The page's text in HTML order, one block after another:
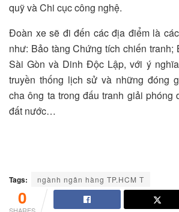
quỹ và Chi cục công nghệ.
Đoàn xe sẽ đi đến các địa điểm là
như: Bảo tàng Chứng tích chiến tranh;
Sài Gòn và Dinh Độc Lập, với ý
truyền thống lịch sử và những đóng
cha ông ta trong đấu tranh giải phóng
đất nước…
Tags: ngành ngân hàng TP.HCM T
0